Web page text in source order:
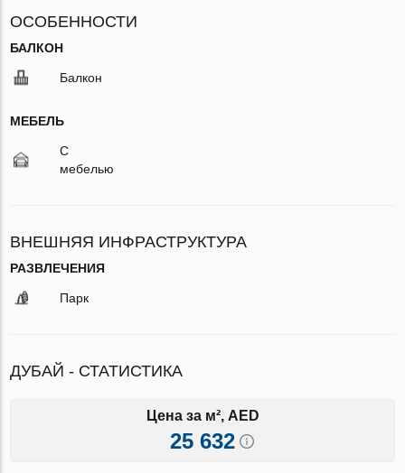
ОСОБЕННОСТИ
БАЛКОН
Балкон
МЕБЕЛЬ
С
мебелью
ВНЕШНЯЯ ИНФРАСТРУКТУРА
РАЗВЛЕЧЕНИЯ
Парк
ДУБАЙ - СТАТИСТИКА
Цена за м², AED
25 632